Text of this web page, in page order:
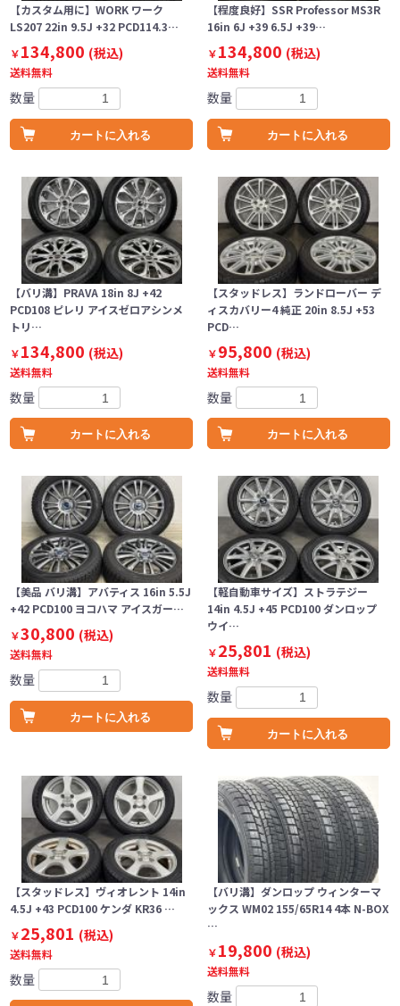
【カスタム用に】WORK ワーク
LS207 22in 9.5J +32 PCD114.3…
￥134,800 (税込)
送料無料
数量
カートに入れる
【程度良好】SSR Professor MS3R
16in 6J +39 6.5J +39…
￥134,800 (税込)
送料無料
数量
カートに入れる
【バリ溝】PRAVA 18in 8J +42
PCD108 ピレリ アイスゼロアシンメ
トリ…
￥134,800 (税込)
送料無料
数量
カートに入れる
【スタッドレス】ランドローバー デ
ィスカバリー4 純正 20in 8.5J +53
PCD…
￥95,800 (税込)
送料無料
数量
カートに入れる
【美品 バリ溝】アバティス 16in 5.5J
+42 PCD100 ヨコハマ アイスガー…
￥30,800 (税込)
送料無料
数量
カートに入れる
【軽自動車サイズ】ストラテジー
14in 4.5J +45 PCD100 ダンロップ
ウイ…
￥25,801 (税込)
送料無料
数量
カートに入れる
【スタッドレス】ヴィオレント 14in
4.5J +43 PCD100 ケンダ KR36 …
￥25,801 (税込)
送料無料
数量
【バリ溝】ダンロップ ウィンターマ
ックス WM02 155/65R14 4本 N-BOX
…
￥19,800 (税込)
送料無料
数量